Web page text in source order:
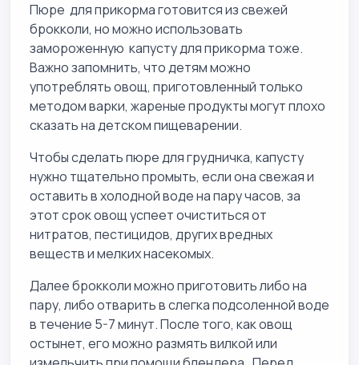
Пюре для прикорма готовится из свежей
брокколи, но можно использовать
замороженную капусту для прикорма тоже.
Важно запомнить, что детям можно
употреблять овощ, приготовленный только
методом варки, жареные продукты могут плохо
сказать на детском пищеварении.
Чтобы сделать пюре для грудничка, капусту
нужно тщательно промыть, если она свежая и
оставить в холодной воде на пару часов, за
этот срок овощ успеет очиститься от
нитратов, пестицидов, других вредных
веществ и мелких насекомых.
Далее брокколи можно приготовить либо на
пару, либо отварить в слегка подсоленной воде
в течение 5-7 минут. После того, как овощ
остынет, его можно размять вилкой или